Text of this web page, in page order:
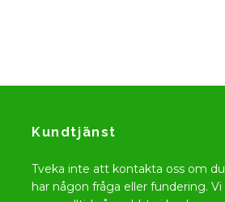
Kundtjänst
Tveka inte att kontakta oss om du
har någon fråga eller fundering. Vi